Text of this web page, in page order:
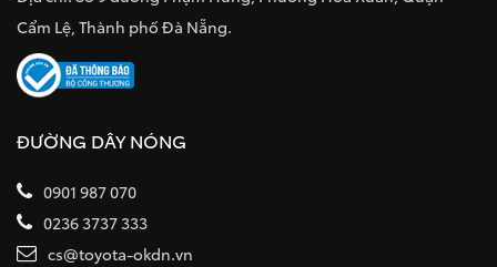
Cẩm Lệ, Thành phố Đà Nẵng.
ĐƯỜNG DÂY NÓNG
0901 987 070
0236 3737 333
cs@toyota-okdn.vn